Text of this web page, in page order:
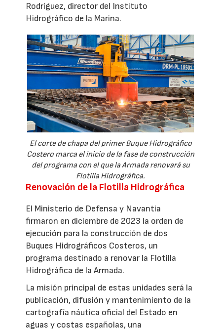
Rodríguez, director del Instituto
Hidrográfico de la Marina.
El corte de chapa del primer Buque Hidrográfico
Costero marca el inicio de la fase de construcción
del programa con el que la Armada renovará su
Flotilla Hidrográfica.
Renovación de la Flotilla Hidrográfica
El Ministerio de Defensa y Navantia
firmaron en diciembre de 2023 la orden de
ejecución para la construcción de dos
Buques Hidrográficos Costeros, un
programa destinado a renovar la Flotilla
Hidrográfica de la Armada.
La misión principal de estas unidades será la
publicación, difusión y mantenimiento de la
cartografía náutica oficial del Estado en
aguas y costas españolas, una